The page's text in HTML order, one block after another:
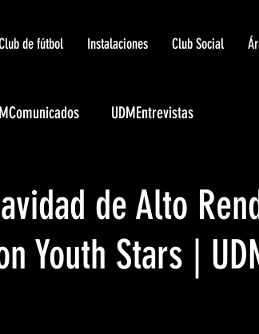
de fútbol Instalaciones Club Social
UDMEntrevistas
Center
de Alto
Youth Stars |